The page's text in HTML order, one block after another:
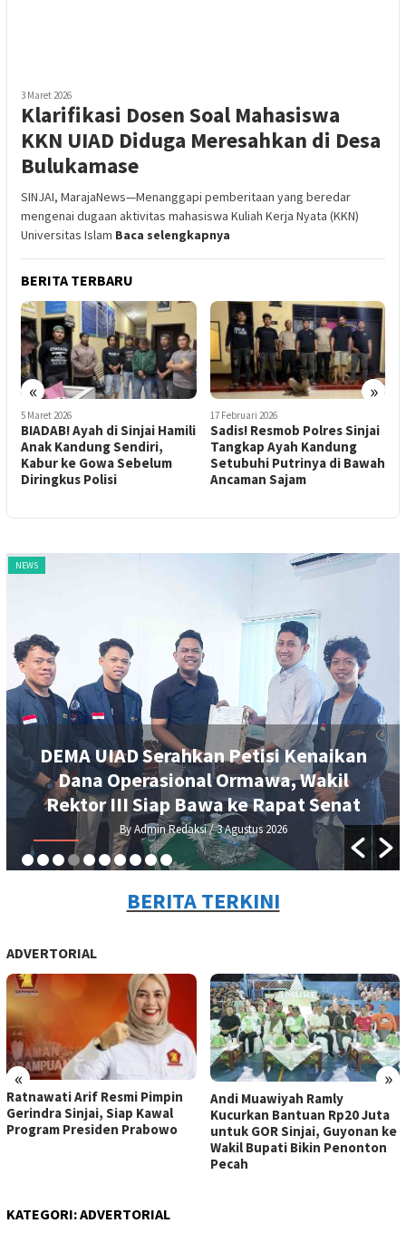
3 Maret 2026
Klarifikasi Dosen Soal Mahasiswa
KKN UIAD Diduga Meresahkan di Desa
Bulukamase
SINJAI, MarajaNews—Menanggapi pemberitaan yang beredar
mengenai dugaan aktivitas mahasiswa Kuliah Kerja Nyata (KKN)
Universitas Islam Baca selengkapnya
BERITA TERBARU
« »
5 Maret 2026
BIADAB! Ayah di Sinjai Hamili
Anak Kandung Sendiri,
Kabur ke Gowa Sebelum
Diringkus Polisi
17 Februari 2026
Sadis! Resmob Polres Sinjai
Tangkap Ayah Kandung
Setubuhi Putrinya di Bawah
Ancaman Sajam
NEWS
DEMA UIAD Serahkan Petisi Kenaikan
Dana Operasional Ormawa, Wakil
Rektor III Siap Bawa ke Rapat Senat
By Admin Redaksi/ 3 Agustus 2026
BERITA TERKINI
ADVERTORIAL
« »
Ratnawati Arif Resmi Pimpin
Gerindra Sinjai, Siap Kawal
Program Presiden Prabowo
Andi Muawiyah Ramly
Kucurkan Bantuan Rp20 Juta
untuk GOR Sinjai, Guyonan ke
Wakil Bupati Bikin Penonton
Pecah
KATEGORI:ADVERTORIAL